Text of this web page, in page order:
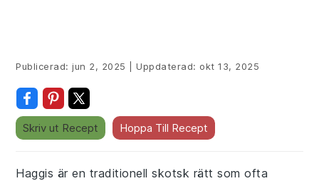
Publicerad:jun 2, 2025 Uppdaterad: okt 13, 2025
Skriv ut Recept Hoppa Till Recept
Haggis är en traditionell skotsk rätt som ofta